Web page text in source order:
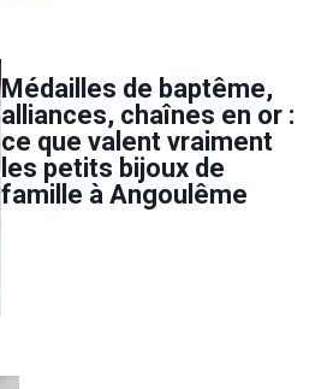
Médailles de baptême,
alliances, chaînes en or :
ce que valent vraiment
les petits bijoux de
famille à Angoulême